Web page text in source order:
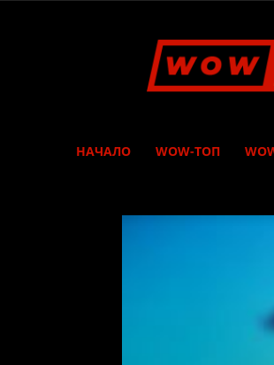
НАЧАЛО WOW-ТОП